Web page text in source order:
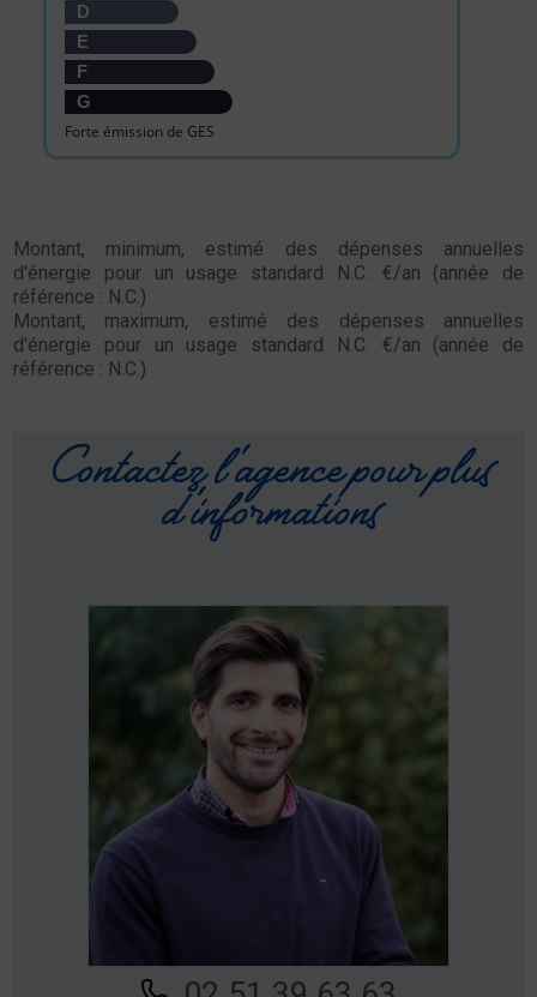
D
E
F
G
Forte émission de GES
Montant, minimum, estimé des dépenses annuelles
d'énergie pour un usage standard N.C. €/an (année de
référence : N.C.)
Montant, maximum, estimé des dépenses annuelles
d'énergie pour un usage standard N.C. €/an (année de
référence : N.C.)
Contactez l'agence pour plus
d'informations